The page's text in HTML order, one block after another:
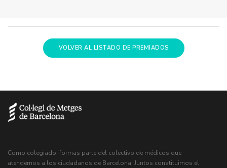
VOLVER AL LISTADO DE PREMIADOS
Como colegiado, formas parte del colectivo de médicos que
atendemos a los ciudadanos de Barcelona. Juntos constituimos el